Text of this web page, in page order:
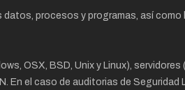
procesos y programas, así
OSX, BSD, Unix y Linux), servidores
En el caso de auditorias de